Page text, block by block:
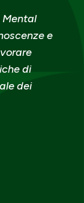
Mental
e
di
dei